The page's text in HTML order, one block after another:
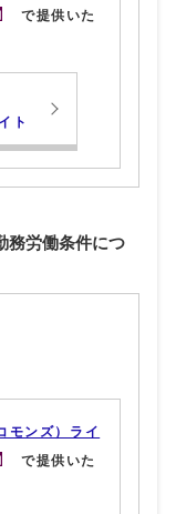
で提供いた
ト
務労働条件につ
モンズ）ライ
で提供いた